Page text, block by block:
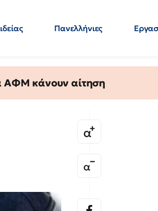
Πανελλήνιες
ΑΦΜ κάνουν αίτηση